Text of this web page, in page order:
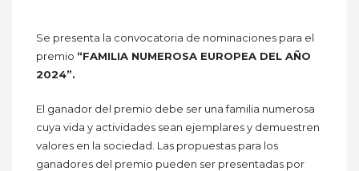
Se presenta la convocatoria de nominaciones para el
premio “FAMILIA NUMEROSA EUROPEA DEL AÑO
2024”.
El ganador del premio debe ser una familia numerosa
cuya vida y actividades sean ejemplares y demuestren
valores en la sociedad. Las propuestas para los
ganadores del premio pueden ser presentadas por